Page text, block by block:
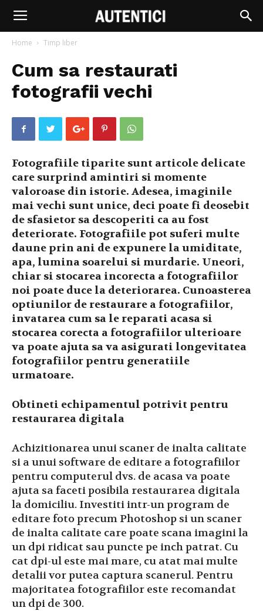
Home Timp liber
Cum sa restaurati
fotografii vechi
Fotografiile tiparite sunt articole delicate
care surprind amintiri si momente
valoroase din istorie. Adesea, imaginile
mai vechi sunt unice, deci poate fi deosebit
de sfasietor sa descoperiti ca au fost
deteriorate. Fotografiile pot suferi multe
daune prin ani de expunere la umiditate,
apa, lumina soarelui si murdarie. Uneori,
chiar si stocarea incorecta a fotografiilor
noi poate duce la deteriorarea. Cunoasterea
optiunilor de restaurare a fotografiilor,
invatarea cum sa le reparati acasa si
stocarea corecta a fotografiilor ulterioare
va poate ajuta sa va asigurati longevitatea
fotografiilor pentru generatiile
urmatoare.
Obtineti echipamentul potrivit pentru
restaurarea digitala
Achizitionarea unui scaner de inalta calitate
si a unui software de editare a fotografiilor
pentru computerul dvs. de acasa va poate
ajuta sa faceti posibila restaurarea digitala
la domiciliu. Investiti intr-un program de
editare foto precum Photoshop si un scaner
de inalta calitate care poate scana imagini la
un dpi ridicat sau puncte pe inch patrat. Cu
cat dpi-ul este mai mare, cu atat mai multe
detalii vor putea captura scanerul. Pentru
majoritatea fotografiilor este recomandat
un dpi de 300.